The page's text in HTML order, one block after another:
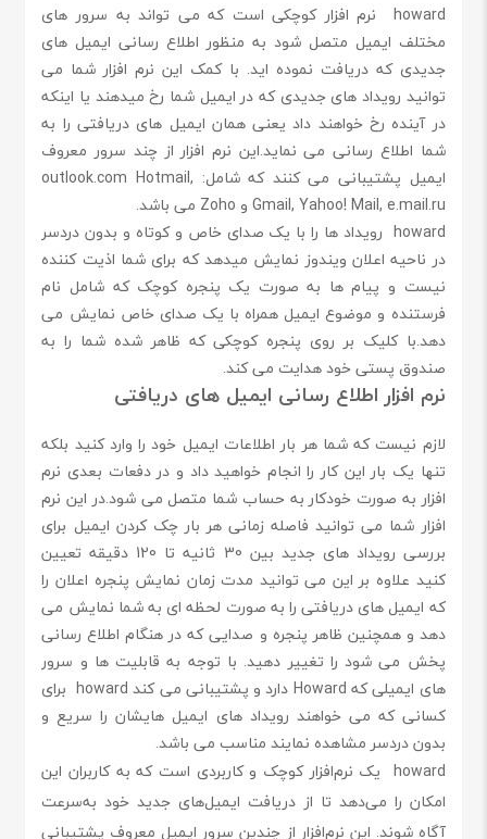
howard نرم افزار کوچکی است که می تواند به سرور های
مختلف ایمیل متصل شود به منظور اطلاع رسانی ایمیل های
جدیدی که دریافت نموده اید. با کمک این نرم افزار شما می
توانید رویداد های جدیدی که در ایمیل شما رخ میدهند یا اینکه
در آینده رخ خواهند داد یعنی همان ایمیل های دریافتی را به
شما اطلاع رسانی می نماید.این نرم افزار از چند سرور معروف
ایمیل پشتیبانی می کنند که شامل: outlook.com Hotmail,
Gmail, Yahoo! Mail, e.mail.ru و Zoho می باشد.
howard رویداد ها را با یک صدای خاص و کوتاه و بدون دردسر
در ناحیه اعلان ویندوز نمایش میدهد که برای شما اذیت کننده
نیست و پیام ها به صورت یک پنجره کوچک که شامل نام
فرستنده و موضوع ایمیل همراه با یک صدای خاص نمایش می
دهد.با کلیک بر روی پنجره کوچکی که ظاهر شده شما را به
صندوق پستی خود هدایت می کند.
نرم افزار اطلاع رسانی ایمیل های دریافتی
لازم نیست که شما هر بار اطلاعات ایمیل خود را وارد کنید بلکه
تنها یک بار این کار را انجام خواهید داد و در دفعات بعدی نرم
افزار به صورت خودکار به حساب شما متصل می شود.در این نرم
افزار شما می توانید فاصله زمانی هر بار چک کردن ایمیل برای
بررسی رویداد های جدید بین 30 ثانیه تا 120 دقیقه تعیین
کنید علاوه بر این می توانید مدت زمان نمایش پنجره اعلان را
که ایمیل های دریافتی را به صورت لحظه ای به شما نمایش می
دهد و همچنین ظاهر پنجره و صدایی که در هنگام اطلاع رسانی
پخش می شود را تغییر دهید. با توجه به قابلیت ها و سرور
های ایمیلی که Howard دارد و پشتیبانی می کند howard برای
کسانی که می خواهند رویداد های ایمیل هایشان را سریع و
بدون دردسر مشاهده نمایند مناسب می باشد.
howard یک نرم‌افزار کوچک و کاربردی است که به کاربران این
امکان را می‌دهد تا از دریافت ایمیل‌های جدید خود به‌سرعت
آگاه شوند. این نرم‌افزار از چندین سرور ایمیل معروف پشتیبانی